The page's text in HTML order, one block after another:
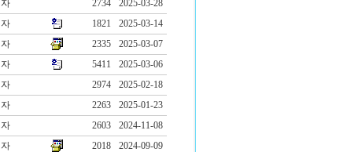
2734
2025-03-28
1821
2025-03-14
2335
2025-03-07
5411
2025-03-06
2974
2025-02-18
2263
2025-01-23
2603
2024-11-08
2018
2024-09-09